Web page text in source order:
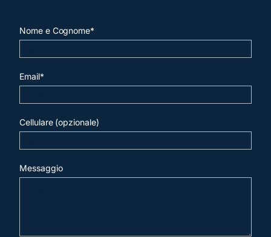
Nome e Cognome*
Email*
Cellulare (opzionale)
Messaggio